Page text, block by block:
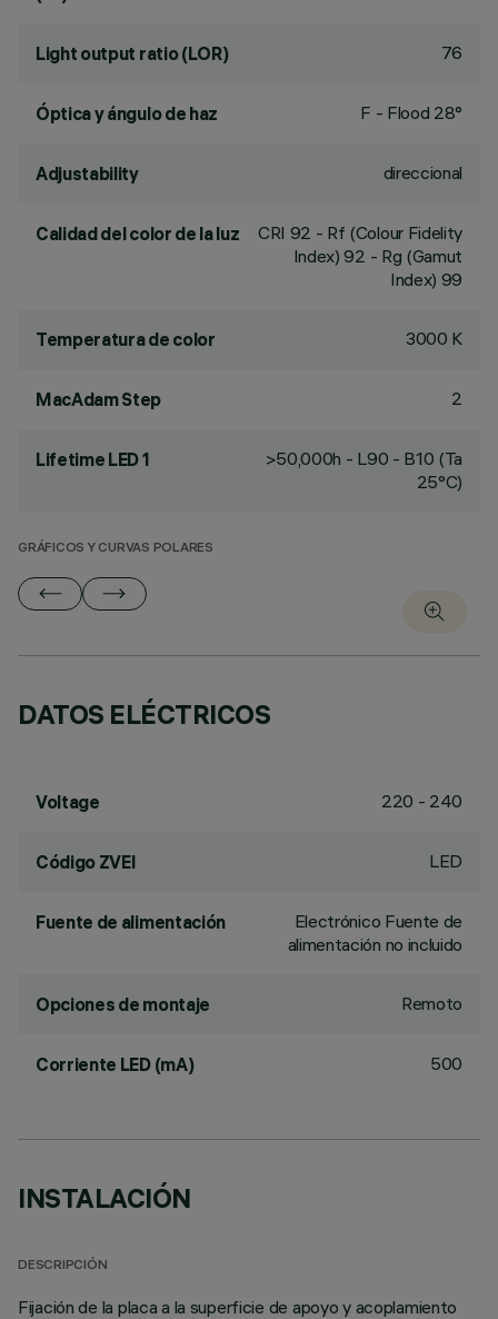
Light output ratio (LOR) 76
Óptica y ángulo de haz F - Flood 28°
Adjustability direccional
Calidad del color de la luz CRI 92 - Rf (Colour Fidelity
Index) 92 - Rg (Gamut
Index) 99
Temperatura de color 3000 K
MacAdam Step 2
Lifetime LED 1
>50,000h - L90 - B10 (Ta
25°C)
GRÁFICOS Y CURVAS POLARES
DATOS ELÉCTRICOS
Voltage 220 - 240
Código ZVEI LED
Fuente de alimentación
Electrónico Fuente de
alimentación no incluido
Opciones de montaje Remoto
Corriente LED (mA) 500
INSTALACIÓN
DESCRIPCIÓN
Fijación de la placa a la superficie de apoyo y acoplamiento